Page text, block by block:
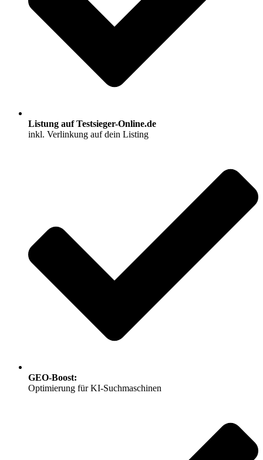
Listung auf Testsieger-Online.de
inkl. Verlinkung auf dein Listing
GEO-Boost:
Optimierung für KI-Suchmaschinen